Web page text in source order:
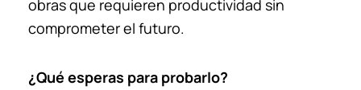
obras que requieren productividad sin
comprometer el futuro.
¿Qué esperas para probarlo?